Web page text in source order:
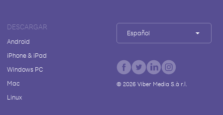
DESCARGAR
Android
iPhone & iPad
Windows PC
Mac
Linux
Español
© 2026Viber Media S.à r.l.